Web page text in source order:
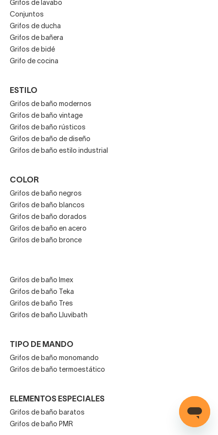
Grifos de lavabo
Conjuntos
Grifos de ducha
Grifos de bañera
Grifos de bidé
Grifo de cocina
ESTILO
Grifos de baño modernos
Grifos de baño vintage
Grifos de baño rústicos
Grifos de baño de diseño
Grifos de baño estilo industrial
COLOR
Grifos de baño negros
Grifos de baño blancos
Grifos de baño dorados
Grifos de baño en acero
Grifos de baño bronce
Grifos de baño Imex
Grifos de baño Teka
Grifos de baño Tres
Grifos de baño Lluvibath
TIPO DE MANDO
Grifos de baño monomando
Grifos de baño termoestático
ELEMENTOS ESPECIALES
Grifos de baño baratos
Grifos de baño PMR